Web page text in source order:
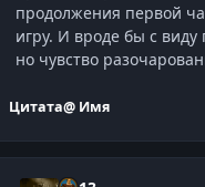
продолжения первой
игру. И вроде бы с виду
но чувство
Цитата@ Имя